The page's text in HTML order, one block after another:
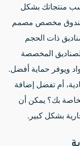
منتجاتك بشكل
صندوق مخصص مصمم
ذات الحجم
المخصصة
ويوفر حماية أفضل.
أم تفضل إضافة
بك؟ يمكن أن
بشكل كبير.